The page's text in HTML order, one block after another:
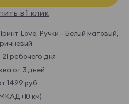
в 1 клик
Love, Ручки - Белый матовый,
21 рабочего дня
от 3 дней
1499 руб
км)